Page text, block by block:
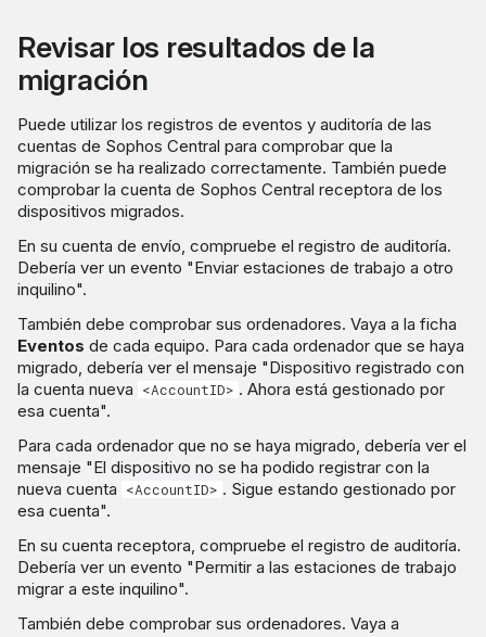
Revisar los resultados de la
migración
Puede utilizar los registros de eventos y auditoría de las
cuentas de Sophos Central para comprobar que la
migración se ha realizado correctamente. También puede
comprobar la cuenta de Sophos Central receptora de los
dispositivos migrados.
En su cuenta de envío, compruebe el registro de auditoría.
Debería ver un evento "Enviar estaciones de trabajo a otro
inquilino".
También debe comprobar sus ordenadores. Vaya a la ficha
Eventos de cada equipo. Para cada ordenador que se haya
migrado, debería ver el mensaje "Dispositivo registrado con
la cuenta nueva
<AccountID> . Ahora está gestionado por
esa cuenta".
Para cada ordenador que no se haya migrado, debería ver el
mensaje "El dispositivo no se ha podido registrar con la
nueva cuenta
<AccountID> . Sigue estando gestionado por
esa cuenta".
En su cuenta receptora, compruebe el registro de auditoría.
Debería ver un evento "Permitir a las estaciones de trabajo
migrar a este inquilino".
También debe comprobar sus ordenadores. Vaya a